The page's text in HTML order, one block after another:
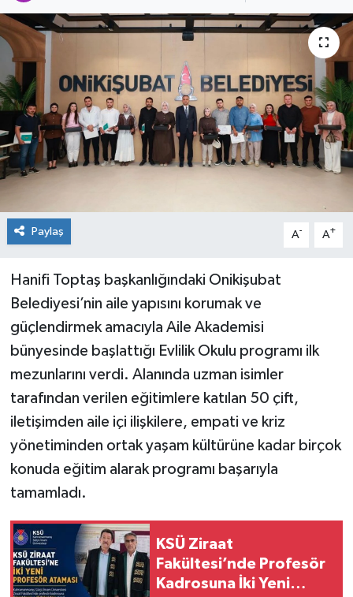
Paylaş A- A+
Hanifi Toptaş başkanlığındaki Onikişubat
Belediyesi’nin aile yapısını korumak ve
güçlendirmek amacıyla Aile Akademisi
bünyesinde başlattığı Evlilik Okulu programı ilk
mezunlarını verdi. Alanında uzman isimler
tarafından verilen eğitimlere katılan 50 çift,
iletişimden aile içi ilişkilere, empati ve kriz
yönetiminden ortak yaşam kültürüne kadar birçok
konuda eğitim alarak programı başarıyla
tamamladı.
KSÜ Ziraat
Fakültesi’nde Profesör
Kadrosuna İki Yeni